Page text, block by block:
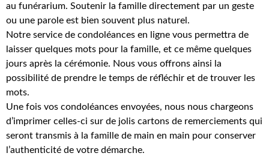
au funérarium. Soutenir la famille directement par un geste
ou une parole est bien souvent plus naturel.
Notre service de condoléances en ligne vous permettra de
laisser quelques mots pour la famille, et ce même quelques
jours après la cérémonie. Nous vous offrons ainsi la
possibilité de prendre le temps de réfléchir et de trouver les
mots.
Une fois vos condoléances envoyées, nous nous chargeons
d’imprimer celles-ci sur de jolis cartons de remerciements qui
seront transmis à la famille de main en main pour conserver
l’authenticité de votre démarche.